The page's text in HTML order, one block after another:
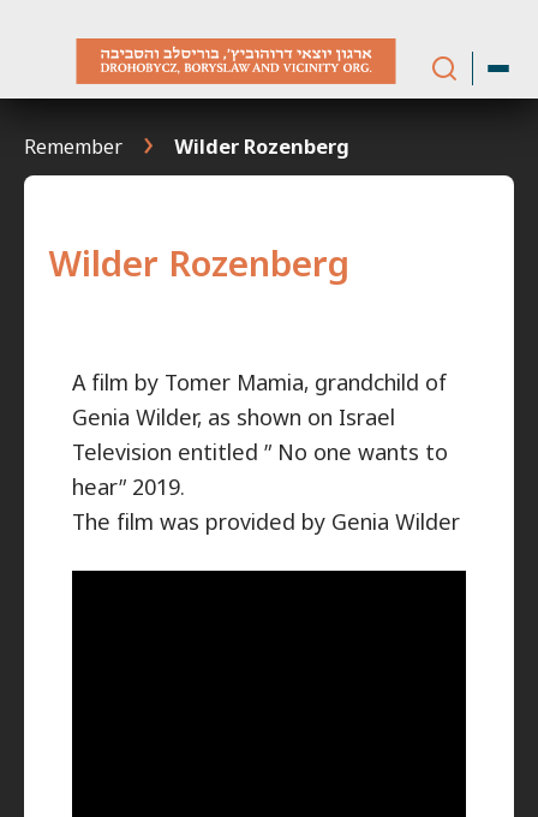
Remember Wilder Rozenberg
Wilder Rozenberg
A film by Tomer Mamia, grandchild of
Genia Wilder, as shown on Israel
Television entitled ” No one wants to
hear” 2019.
The film was provided by Genia Wilder